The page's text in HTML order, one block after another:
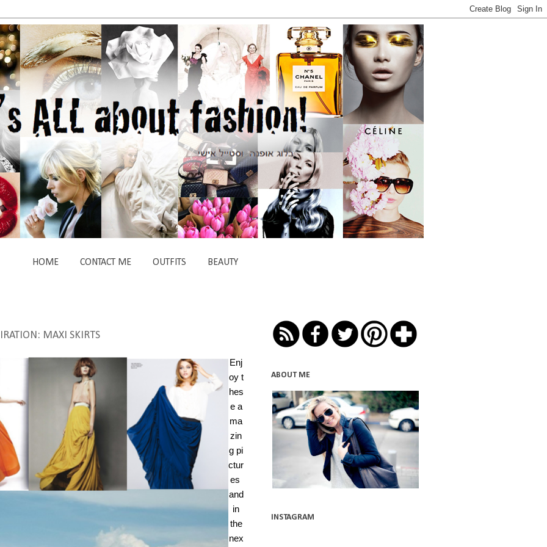
HOME CONTACT ME OUTFITS BEAUTY
MAXI SKIRTS
Enj
oy t
hes
e a
ma
zin
g pi
ctur
es
and
in
the
nex
ABOUT ME
INSTAGRAM